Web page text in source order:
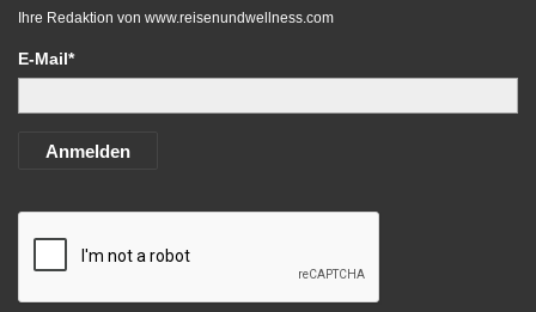
Ihre Redaktion von www.reisenundwellness.com
E-Mail*
Anmelden